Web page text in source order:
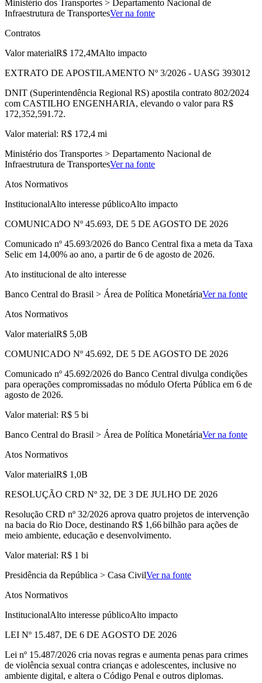
Ministério dos Transportes > Departamento Nacional de
Infraestrutura de TransportesVer na fonte
Contratos
Valor materialR$ 172,4MAlto impacto
EXTRATO DE APOSTILAMENTO Nº 3/2026 - UASG 393012
DNIT (Superintendência Regional RS) apostila contrato 802/2024
com CASTILHO ENGENHARIA, elevando o valor para R$
172,352,591.72.
Valor material: R$ 172,4 mi
Ministério dos Transportes > Departamento Nacional de
Infraestrutura de TransportesVer na fonte
Atos Normativos
InstitucionalAlto interesse públicoAlto impacto
COMUNICADO Nº 45.693, DE 5 DE AGOSTO DE 2026
Comunicado nº 45.693/2026 do Banco Central fixa a meta da Taxa
Selic em 14,00% ao ano, a partir de 6 de agosto de 2026.
Ato institucional de alto interesse
Banco Central do Brasil > Área de Política MonetáriaVer na fonte
Atos Normativos
Valor materialR$ 5,0B
COMUNICADO Nº 45.692, DE 5 DE AGOSTO DE 2026
Comunicado nº 45.692/2026 do Banco Central divulga condições
para operações compromissadas no módulo Oferta Pública em 6 de
agosto de 2026.
Valor material: R$ 5 bi
Banco Central do Brasil > Área de Política MonetáriaVer na fonte
Atos Normativos
Valor materialR$ 1,0B
RESOLUÇÃO CRD Nº 32, DE 3 DE JULHO DE 2026
Resolução CRD nº 32/2026 aprova quatro projetos de intervenção
na bacia do Rio Doce, destinando R$ 1,66 bilhão para ações de
meio ambiente, educação e desenvolvimento.
Valor material: R$ 1 bi
Presidência da República > Casa CivilVer na fonte
Atos Normativos
InstitucionalAlto interesse públicoAlto impacto
LEI Nº 15.487, DE 6 DE AGOSTO DE 2026
Lei nº 15.487/2026 cria novas regras e aumenta penas para crimes
de violência sexual contra crianças e adolescentes, inclusive no
ambiente digital, e altera o Código Penal e outros diplomas.